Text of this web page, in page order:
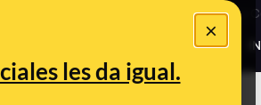
×
les da igual.
Especial Ceuta•Bulos
PREBUNKING